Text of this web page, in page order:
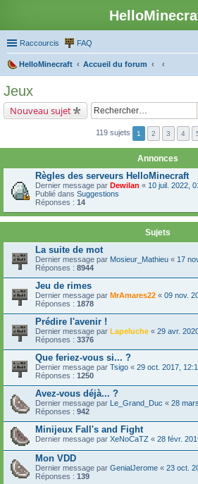
Raccourcis FAQ
HelloMinecraft
Accueil du forum
Jeux
Nouveau sujet
119 sujets 1 2 3 4
Annonces
Règles des serveurs HelloMinecraft
Dernier message par Dewilan « 10 juil. 2022,
Publié dans Suggestions
Réponses : 14
Sujets
La suite de mot
Dernier message par Mosieur_Mathieu « 17
Réponses : 8944
Jeu de rimes
Dernier message par MrAmares22 « 09 nov.
Réponses : 1878
Prédire l'avenir !
Dernier message par Lapeluche « 29 avr.
Réponses : 3376
Que feriez-vous si... ?
Dernier message par Tsigo « 29 oct. 2017,
Réponses : 1250
Avez-vous déjà... ?
Dernier message par Le_Grand_Duc « 28
Réponses : 942
Minijeux Fall's and Fight
Dernier message par XeNoCaTZ « 28 févr.
Mon VDD
Dernier message par GenialJerome « 23 oct.
Réponses : 139